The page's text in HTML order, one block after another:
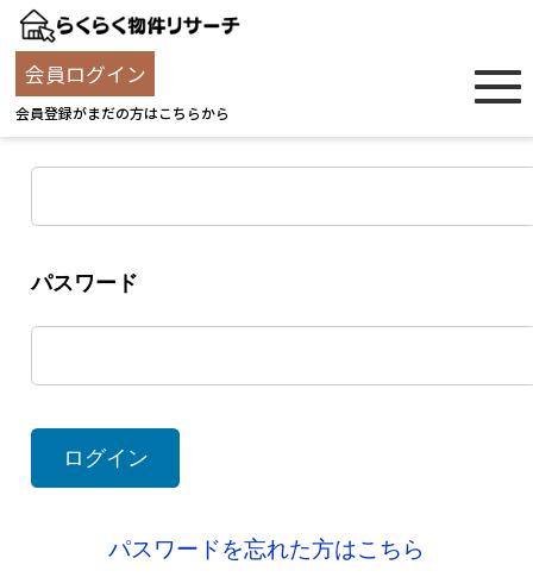
会員ログイン
会員登録がまだの方はこちらから
ユーザー名
パスワード
パスワードを忘れた方はこちら